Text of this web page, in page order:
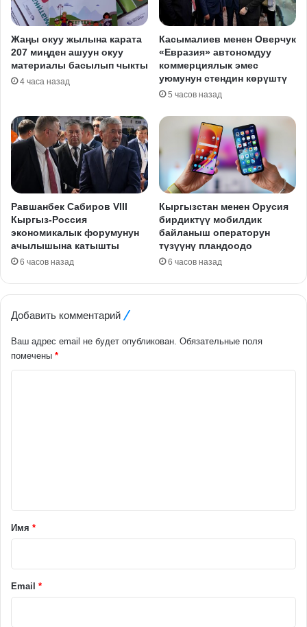
Жаңы окуу жылына карата
207 миңден ашуун окуу
материалы басылып чыкты
4 часа назад
Касымалиев менен Оверчук
«Евразия» автономдуу
коммерциялык эмес
уюмунун стендин көрүштү
5 часов назад
Равшанбек Сабиров VIII
Кыргыз-Россия
экономикалык форумунун
ачылышына катышты
6 часов назад
Кыргызстан менен Орусия
бирдиктүү мобилдик
байланыш операторун
түзүүнү пландоодо
6 часов назад
Добавить комментарий
Ваш адрес email не будет опубликован. Обязательные поля
помечены *
а
р
й
Имя *
Email *